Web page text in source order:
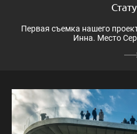
Первая съемка нашего
Инна. Место